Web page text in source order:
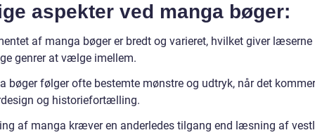
aspekter ved manga bøger:
af manga bøger er bredt og varieret, hvilket giver læserne
genrer at vælge imellem.
bøger følger ofte bestemte mønstre og udtryk, når det
og historiefortælling.
af manga kræver en anderledes tilgang end læsning af